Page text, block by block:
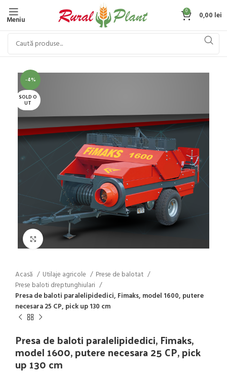
Meniu
0 0,00 lei
-4%
SOLD O
UT
Click to enlarge
Acasă Utilaje agricole
Prese de balotat
Prese baloti dreptunghiulari
Presa de baloti paralelipidedici, Fimaks, model 1600, putere
necesara 25 CP, pick up 130 cm
Presa de baloti paralelipidedici, Fimaks,
model 1600, putere necesara 25 CP, pick
up 130 cm